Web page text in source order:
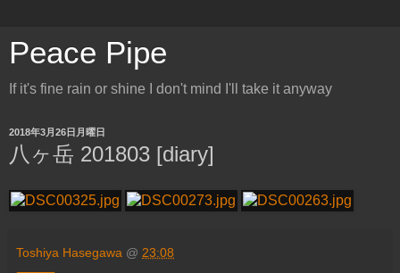
Peace Pipe
If it's fine rain or shine I don't mind I'll take it anyway
2018年3月26日月曜日
八ヶ岳 201803 [diary]
Toshiya Hasegawa @ 23:08